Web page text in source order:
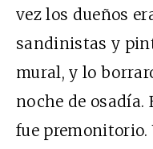
vez los dueños
sandinistas y
mural, y lo
noche de osadía.
fue